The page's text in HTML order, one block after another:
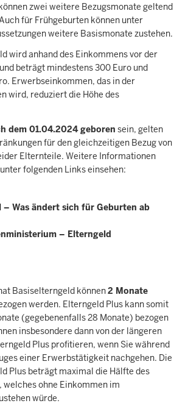
zwei weitere Bezugsmonate geltend
für Frühgeburten können unter
weitere Basismonate zustehen.
wird anhand des Einkommens vor der
beträgt mindestens 300 Euro und
Erwerbseinkommen, das in der
wird, reduziert die Höhe des
dem 01.04.2024 geboren sein, gelten
für den gleichzeitigen Bezug von
Elternteile. Weitere Informationen
folgenden Links einsehen:
– Was ändert sich für Geburten ab
– Elterngeld
Basiselterngeld können2 Monate
werden. Elterngeld Plus kann somit
(gegebenenfalls 28 Monate) bezogen
insbesondere dann von der längeren
Plus profitieren, wenn Sie während
einer Erwerbstätigkeit nachgehen. Die
Plus beträgt maximal die Hälfte des
ohne Einkommen im
würde.